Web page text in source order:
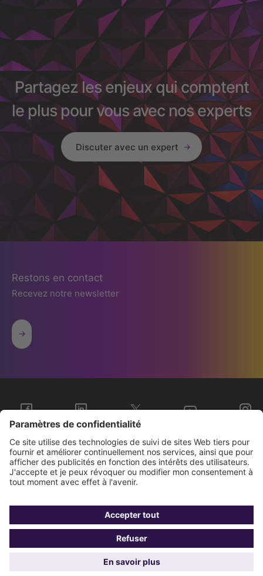
Partagez les enjeux qui comptent
le plus pour vous avec nos experts
Discuter avec un expert
Restons en contact
Recevez notre newsletter
Sopra Steria Groupe
Investisseurs
Nous connaître
Contact
Données